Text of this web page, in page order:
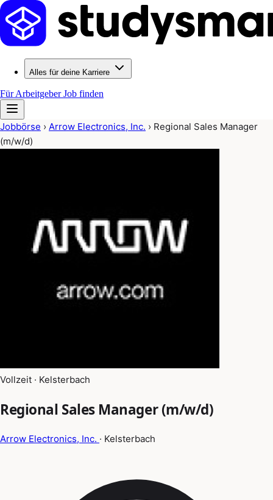
Alles für deine Karriere
Für ArbeitgeberJob finden
Jobbörse › Arrow Electronics, Inc. › Regional Sales Manager
(m/w/d)
Vollzeit · Kelsterbach
Regional Sales Manager (m/w/d)
Arrow Electronics, Inc. · Kelsterbach